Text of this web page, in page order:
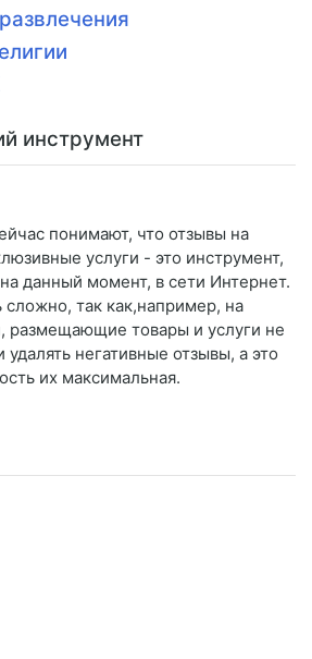
инструмент
понимают, что отзывы на
услуги - это инструмент,
данный момент, в сети Интернет.
сложно, так как,например, на
размещающие товары и услуги не
негативные отзывы, а это
их максимальная.